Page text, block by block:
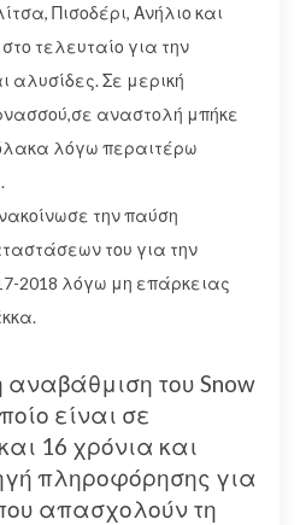
Πισοδέρι, Ανήλιο και
τελευταίο για την
αλυσίδες. Σε μερική
αναστολή μπήκε
λόγω περαιτέρω
την παύση
του για την
2018 λόγω μη επάρκειας
του Snow
είναι σε
16 χρόνια και
πληροφόρησης για
απασχολούν τη